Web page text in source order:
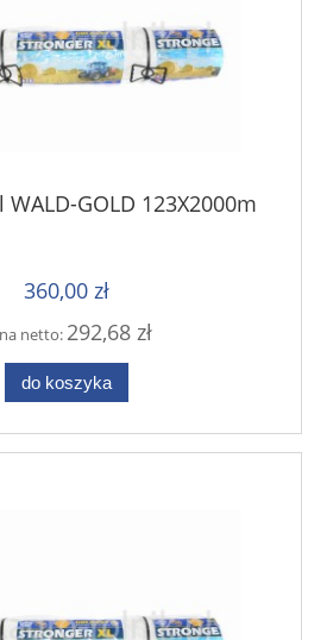
GOLD 123X2000m
360,00 zł
netto: 292,68 zł
do koszyka